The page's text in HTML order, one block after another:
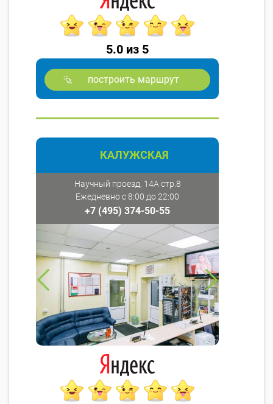
5.0 из 5
построить маршрут
КАЛУЖСКАЯ
Научный проезд, 14А стр.8
Ежедневно с 8:00 до 22:00
+7 (495) 374-50-55